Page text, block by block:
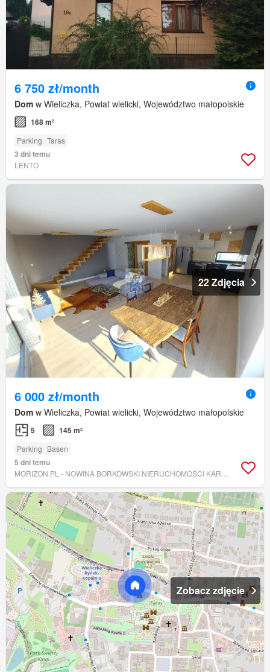
6 750 zł/month
Dom w Wieliczka, Powiat wielicki, Województwo małopolskie
168 m²
Parking Taras
3 dni temu
LENTO
22 Zdjęcia
6 000 zł/month
Dom w Wieliczka, Powiat wielicki, Województwo małopolskie
5 145 m²
Parking Basen
5 dni temu
Zobacz zdjęcie